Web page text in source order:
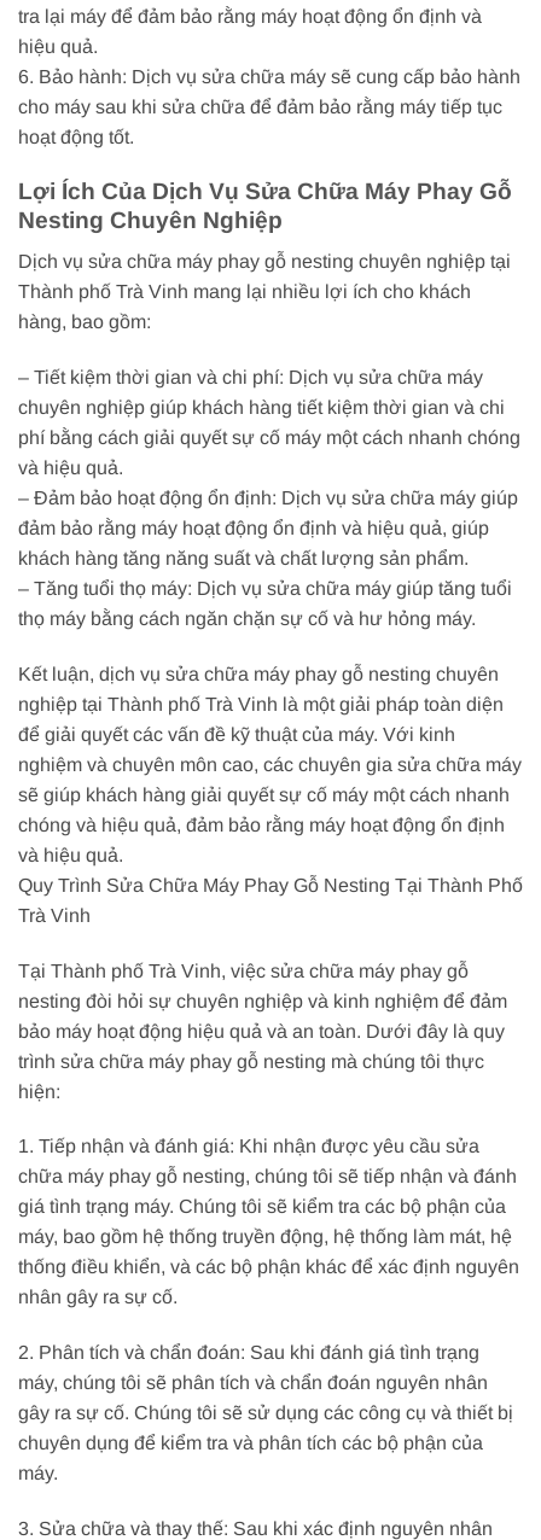
tra lại máy để đảm bảo rằng máy hoạt động ổn định và
hiệu quả.
6. Bảo hành: Dịch vụ sửa chữa máy sẽ cung cấp bảo hành
cho máy sau khi sửa chữa để đảm bảo rằng máy tiếp tục
hoạt động tốt.
Lợi Ích Của Dịch Vụ Sửa Chữa Máy Phay Gỗ
Nesting Chuyên Nghiệp
Dịch vụ sửa chữa máy phay gỗ nesting chuyên nghiệp tại
Thành phố Trà Vinh mang lại nhiều lợi ích cho khách
hàng, bao gồm:
– Tiết kiệm thời gian và chi phí: Dịch vụ sửa chữa máy
chuyên nghiệp giúp khách hàng tiết kiệm thời gian và chi
phí bằng cách giải quyết sự cố máy một cách nhanh chóng
và hiệu quả.
– Đảm bảo hoạt động ổn định: Dịch vụ sửa chữa máy giúp
đảm bảo rằng máy hoạt động ổn định và hiệu quả, giúp
khách hàng tăng năng suất và chất lượng sản phẩm.
– Tăng tuổi thọ máy: Dịch vụ sửa chữa máy giúp tăng tuổi
thọ máy bằng cách ngăn chặn sự cố và hư hỏng máy.
Kết luận, dịch vụ sửa chữa máy phay gỗ nesting chuyên
nghiệp tại Thành phố Trà Vinh là một giải pháp toàn diện
để giải quyết các vấn đề kỹ thuật của máy. Với kinh
nghiệm và chuyên môn cao, các chuyên gia sửa chữa máy
sẽ giúp khách hàng giải quyết sự cố máy một cách nhanh
chóng và hiệu quả, đảm bảo rằng máy hoạt động ổn định
và hiệu quả.
Quy Trình Sửa Chữa Máy Phay Gỗ Nesting Tại Thành Phố
Trà Vinh
Tại Thành phố Trà Vinh, việc sửa chữa máy phay gỗ
nesting đòi hỏi sự chuyên nghiệp và kinh nghiệm để đảm
bảo máy hoạt động hiệu quả và an toàn. Dưới đây là quy
trình sửa chữa máy phay gỗ nesting mà chúng tôi thực
hiện:
1. Tiếp nhận và đánh giá: Khi nhận được yêu cầu sửa
chữa máy phay gỗ nesting, chúng tôi sẽ tiếp nhận và đánh
giá tình trạng máy. Chúng tôi sẽ kiểm tra các bộ phận của
máy, bao gồm hệ thống truyền động, hệ thống làm mát, hệ
thống điều khiển, và các bộ phận khác để xác định nguyên
nhân gây ra sự cố.
2. Phân tích và chẩn đoán: Sau khi đánh giá tình trạng
máy, chúng tôi sẽ phân tích và chẩn đoán nguyên nhân
gây ra sự cố. Chúng tôi sẽ sử dụng các công cụ và thiết bị
chuyên dụng để kiểm tra và phân tích các bộ phận của
máy.
3. Sửa chữa và thay thế: Sau khi xác định nguyên nhân